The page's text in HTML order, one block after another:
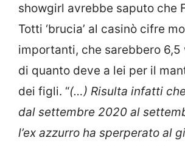
showgirl avrebbe saputo che
Totti ‘brucia’ al casinò cifre
importanti, che sarebbero 6,5
di quanto deve a lei per il
dei figli. “(…) Risulta infatti
dal settembre 2020 al
l’ex azzurro ha sperperato al